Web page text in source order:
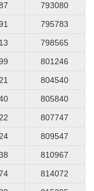
793080
795783
798565
801246
804540
805840
807747
809547
810967
814072